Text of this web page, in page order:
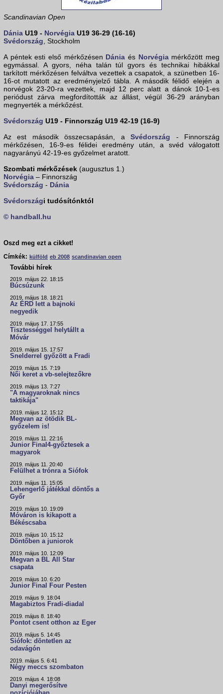
Scandinavian Open
Dánia U19 - Norvégia U19 36-29 (16-16)
Svédország, Stockholm
A péntek esti első mérkőzésen Dánia és Norvégiamérkőzött meg
egymással. A gyors, néha talán túl gyors és technikai hibákkal
tarkított mérkőzésen felváltva vezettek a csapatok, a szünetben 16-
16-ot mutatott az eredményjelző tábla. A második félidő elején a
norvégok 23-20-ra vezettek, majd 12 perc alatt a dánok 10-1-es
periódust zárva megfordították az állást, végül 36-29 arányban
megnyerték a mérkőzést.
Svédország U19 - Finnország U19 42-19 (16-9)
Az est második összecsapásán, aSvédország - Finnország
mérkőzésen, 16-9-es félidei eredmény után, a svéd válogatott
nagyarányú 42-19-es győzelmet aratott.
Szombati mérkőzések (augusztus 1.)
Norvégia – Finnország
Svédország - Dánia
Svédországi tudósítónktól
© handball.hu
Oszd meg ezt a cikket!
Címkék: külföld eb 2008 scandinavian open
További hírek
2019. május 22. 18:15
Búcsúzunk
2019. május 18. 18:21
Az ÉRD lett a bajnoki
negyedik
2019. május 17. 17:55
Tisztességgel helytállt a
Móvár
2019. május 15. 17:57
Snelderrel győzött a Fradi
2019. május 15. 7:19
Női keret a vb-selejtezőkre
2019. május 13. 7:27
"A magyaroknak nincs
taktikája"
2019. május 12. 15:12
Megvan az ötödik BL-
győzelem is!
2019. május 11. 22:16
Junior Final4-győztesek a
magyarok
2019. május 11. 20:40
Felülhet a trónra a Siófok
2019. május 11. 15:05
Lehengerlő játékkal döntős a
Győr
2019. május 10. 19:09
Móváron is kikapott a
Békéscsaba
2019. május 10. 15:12
Döntőben a juniorok
2019. május 10. 12:09
Megvan a BL All Star
csapata
2019. május 10. 6:20
Junior Final Four Pesten
2019. május 9. 18:04
Magabiztos Fradi-diadal
2019. május 8. 18:40
Pontot csent otthon az Eger
2019. május 5. 14:45
Siófok: döntetlen az
odavágón
2019. május 5. 6:41
Négy meccs szombaton
2019. május 4. 18:08
Danyi megerősítve